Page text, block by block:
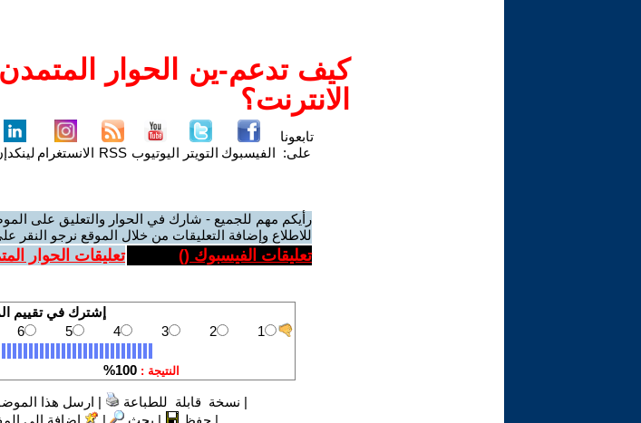
كيف تدعم-ين الحوار المتمدن
الانترنت؟
تابعونا
على: الفيسبوك التويتر اليوتيوب RSS الانستغرام
رأيكم مهم للجميع - شارك في الحوار والتعليق على
للاطلاع وإضافة التعليقات من خلال الموقع نرجو النقر
تعليقات الفيسبوك () تعليقات الحوار
| نسخة قابلة للطباعة | ارسل هذا
|حفظ | بحث | إضافة إلى